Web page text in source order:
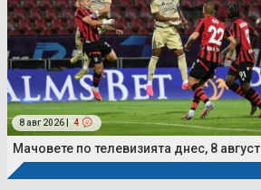
8 авг 2026 | 4
Мачовете по телевизията днес, 8 август